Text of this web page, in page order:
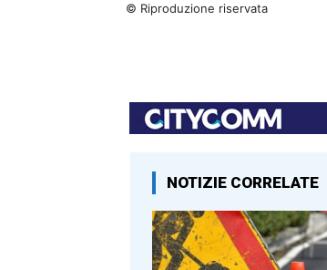
© Riproduzione riservata
NOTIZIE CORRELATE